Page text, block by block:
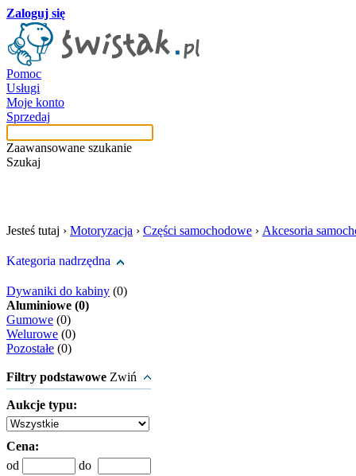
Zaloguj się
Pomoc
Usługi
Moje konto
Sprzedaj
Zaawansowane szukanie
Szukaj
Jesteś tutaj › Motoryzacja › Części samochodowe › Akcesoria
Kategoria nadrzędna
Dywaniki do kabiny (0)
Aluminiowe (0)
Gumowe (0)
Welurowe (0)
Pozostałe (0)
Filtry podstawowe Zwiń
Aukcje typu:
Cena:
od
do